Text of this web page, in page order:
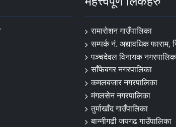
रामारोशन गाउँपालिका
सम्पर्क नं. अद्यावधिक
पञ्चदेवल विनायक
साँफेबगर नगरपालिका
कमलबजार नगरपालिका
मंगलसेन नगरपालिका
तुर्माखाँद गाउँपालिका
बान्नीगढी जयगढ गाउँपालिका